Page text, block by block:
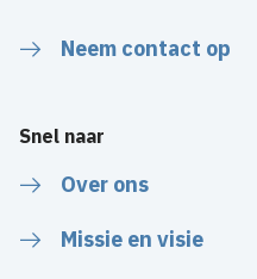
Neem contact op
Snel naar
Over ons
Missie en visie